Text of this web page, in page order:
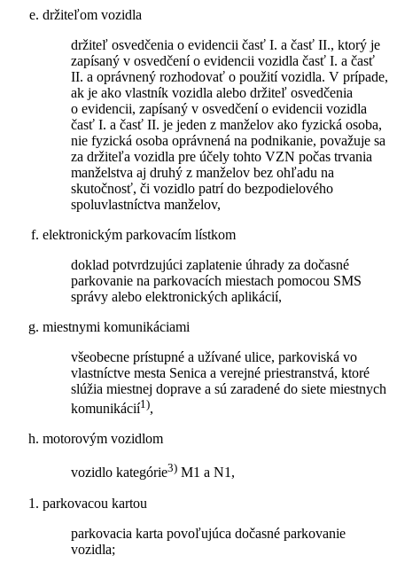
držiteľom vozidla
držiteľ osvedčenia o evidencii časť I. a časť II., ktorý je
zapísaný v osvedčení o evidencii vozidla časť I. a časť
II. a oprávnený rozhodovať o použití vozidla. V prípade,
ak je ako vlastník vozidla alebo držiteľ osvedčenia
o evidencii, zapísaný v osvedčení o evidencii vozidla
časť I. a časť II. je jeden z manželov ako fyzická osoba,
nie fyzická osoba oprávnená na podnikanie, považuje sa
za držiteľa vozidla pre účely tohto VZN počas trvania
manželstva aj druhý z manželov bez ohľadu na
skutočnosť, či vozidlo patrí do bezpodielového
spoluvlastníctva manželov,
elektronickým parkovacím lístkom
doklad potvrdzujúci zaplatenie úhrady za dočasné
parkovanie na parkovacích miestach pomocou SMS
správy alebo elektronických aplikácií,
miestnymi komunikáciami
všeobecne prístupné a užívané ulice, parkoviská vo
vlastníctve mesta Senica a verejné priestranstvá, ktoré
slúžia miestnej doprave a sú zaradené do siete miestnych
komunikácií1),
motorovým vozidlom
vozidlo kategórie3) M1 a N1,
parkovacou kartou
parkovacia karta povoľujúca dočasné parkovanie
vozidla;